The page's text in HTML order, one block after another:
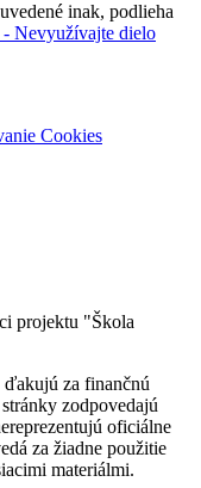
inak, podlieha
Nevyužívajte dielo
Cookies
projektu "Škola
ďakujú za finančnú
zodpovedajú
oficiálne
za žiadne použitie
materiálmi.